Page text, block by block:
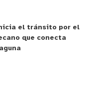
el tránsito por el
que conecta